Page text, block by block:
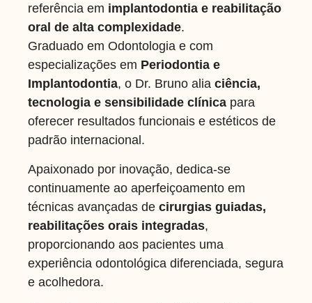
referência em implantodontia e reabilitação
oral de alta complexidade.
Graduado em Odontologia e com
especializações em Periodontia e
Implantodontia, o Dr. Bruno alia ciência,
tecnologia e sensibilidade clínica para
oferecer resultados funcionais e estéticos de
padrão internacional.
Apaixonado por inovação, dedica-se
continuamente ao aperfeiçoamento em
técnicas avançadas de cirurgias guiadas,
reabilitações orais integradas,
proporcionando aos pacientes uma
experiência odontológica diferenciada, segura
e acolhedora.